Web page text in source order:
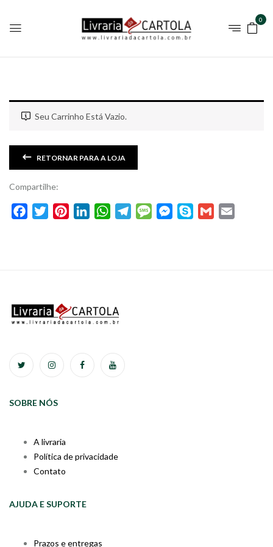
0
Seu Carrinho Está Vazio.
RETORNAR PARA A LOJA
Compartilhe:
FacebookTwitterPinterestLinkedInWhatsAppTelegramMessageMessenger
Skype Gmail
SOBRE NÓS
A livraria
Política de privacidade
Contato
AJUDA E SUPORTE
Prazos e entregas